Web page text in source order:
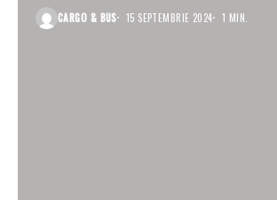
CARGO & BUS 15 SEPTEMBRIE 2024 1 MIN.